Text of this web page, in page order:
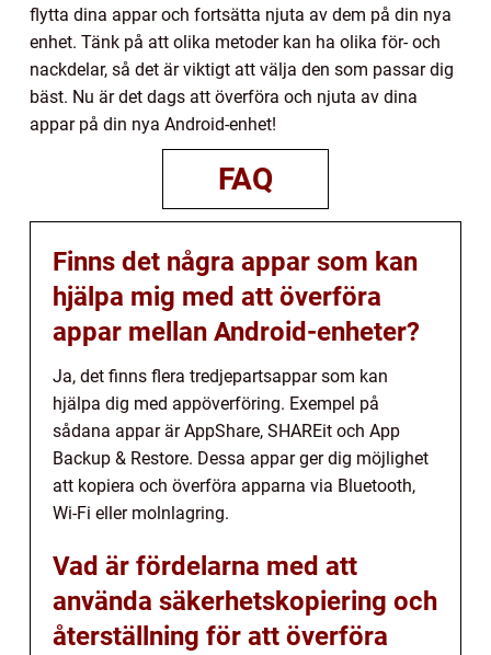
flytta dina appar och fortsätta njuta av dem på din nya
enhet. Tänk på att olika metoder kan ha olika för- och
nackdelar, så det är viktigt att välja den som passar dig
bäst. Nu är det dags att överföra och njuta av dina
appar på din nya Android-enhet!
FAQ
Finns det några appar som kan
hjälpa mig med att överföra
appar mellan Android-enheter?
Ja, det finns flera tredjepartsappar som kan
hjälpa dig med appöverföring. Exempel på
sådana appar är AppShare, SHAREit och App
Backup & Restore. Dessa appar ger dig möjlighet
att kopiera och överföra apparna via Bluetooth,
Wi-Fi eller molnlagring.
Vad är fördelarna med att
använda säkerhetskopiering och
återställning för att överföra